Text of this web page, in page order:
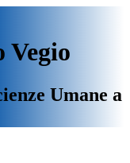
Vegio
Umane a